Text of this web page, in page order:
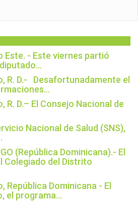
Este. - Este viernes partió
R. D.- Desafortunadamente el
R. D.– El Consejo Nacional de
Nacional de Salud (SNS),
(República Dominicana).- El
Colegiado del Distrito
República Dominicana - El
el programa…